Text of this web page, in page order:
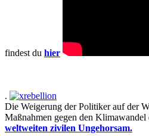
findest du hier
.
Die Weigerung der Politiker auf der
Maßnahmen gegen den
weltweiten zivilen Ungehorsam.